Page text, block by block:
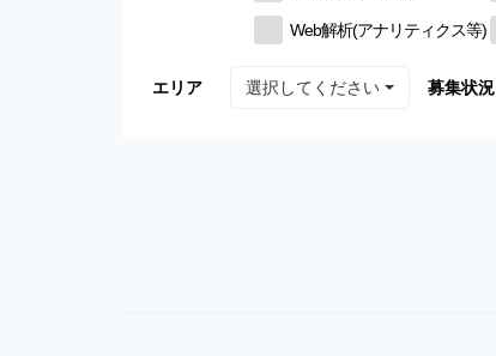
Web解析(アナリティクス等)
エリア 選択してください 募集状況